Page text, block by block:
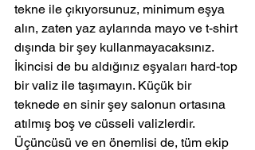
tekne ile çıkıyorsunuz, minimum eşya
alın, zaten yaz aylarında mayo ve t-shirt
dışında bir şey kullanmayacaksınız.
İkincisi de bu aldığınız eşyaları hard-top
bir valiz ile taşımayın. Küçük bir
teknede en sinir şey salonun ortasına
atılmış boş ve cüsseli valizlerdir.
Üçüncüsü ve en önemlisi de, tüm ekip